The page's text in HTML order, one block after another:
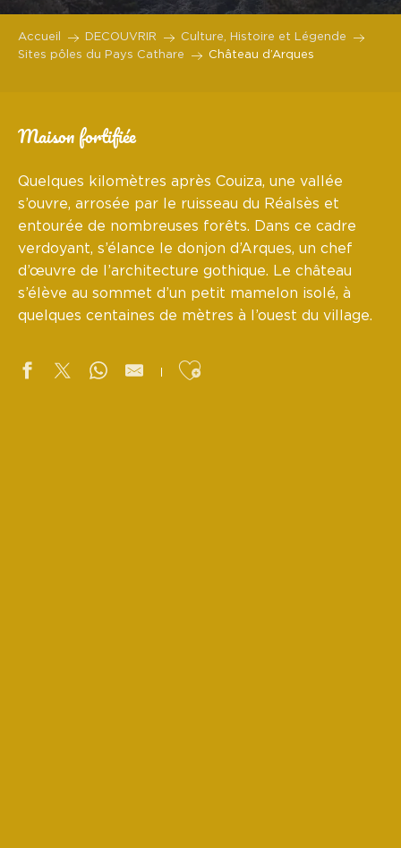
Accueil DECOUVRIR
Culture, Histoire et Légende
Sites pôles du Pays Cathare
Château d’Arques
Maison fortifiée
Quelques kilomètres après Couiza, une vallée
s’ouvre, arrosée par le ruisseau du Réalsès et
entourée de nombreuses forêts. Dans ce cadre
verdoyant, s’élance le donjon d’Arques, un chef
d’œuvre de l’architecture gothique. Le château
s’élève au sommet d’un petit mamelon isolé, à
quelques centaines de mètres à l’ouest du village.
Ajouter aux favoris